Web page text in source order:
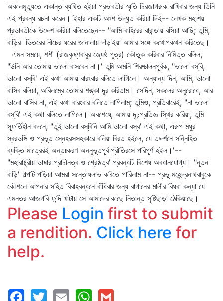
অকালমৃত্যুতে একান্ত ব্যথিত হইয়া প্রভাবতীর স্মৃতি চিরজাগরূক রাখিবার জন্য তিনি
এই প্রবন্ধ রচনা করেন। ইহার একটি অংশ উদ্‌ধৃত করিয়া দিই-- লেখক মহাশয়
প্রভাবতীকে উদ্দেশ করিয়া বলিতেছেন-- "আমি বাহিরের বারান্ডায় বসিয়া আছি; তুমি,
বাড়ির ভিতরের নীচের ঘরের জানালায় দাঁড়াইয়া আমার সঙ্গে কথোপকথন করিতেছ।
এমন সময়ে, শশী (রাজকৃষ্ণবাবুর জ্যেষ্ঠ পুত্র) কৌতুক করিবার নিমিত্ত বলিল,
"উনি আর তোমায় ভালো বাসবেন না।' তুমি অমনি শিরশ্চালনপূর্বক, "ভালো বস্‌বি,
ভালো বস্‌বি' এই কথা আমায় বারংবার বলিতে লাগিলে। অন্যান্য দিন, আমি, ভালো
বাসিব বলিয়া, অবিলম্বে তোমার শঙ্কা দূর করিতাম। সেদিন, সকলের অনুরোধে, আর
ভালো বাসিব না, এই কথা বারংবার বলিতে লাগিলাম; তুমিও, প্রতিবারেই, "না ভালো
বস্‌বি' এই কথা বলিতে লাগিলে। অবশেষে, আমায় দৃঢ়প্রতিজ্ঞ স্থির করিয়া, তুমি
স্ফূর্তিহীন বদনে, "তুই ভালো বস্‌বিনি আমি ভালো বস্‌ব' এই কথা, এরূপ মধুর
স্বরভঙ্গি ও প্রভূত স্নেহরসসহকারে বলিয়া বিরত হইলে, যে তদ্দর্শনে সন্নিহিত
ব্যক্তি মাত্রেরই অন্তঃকরণ অননুভূতপূর্ব প্রীতিরসে পরিপূর্ণ হইল।'--
"মহারাষ্ট্রীয় ভাষার প্রাচীনত্ব ও শ্রেষ্ঠত্ব' প্রবন্ধটি বিশেষ অবধানযোগ্য। "নূতন
বাড়ি' গল্পটি পড়িয়া আমরা সন্তোষলাভ করিতে পারিলাম না-- প্রভু মহেন্দ্রনাথবাবুকে
কৌশলে আপনার সহিত বিবাহবন্ধনে বাঁধিবার জন্য বাগানের মালীর বিধবা কন্যা যে
এমনতর আজগবি ফন্দি খাটায় সে আমাদের কাছে নিতান্ত সৃষ্টিছাড়া ঠেকিয়াছে।
Please Login first to submit
a rendition. Click here for
help.